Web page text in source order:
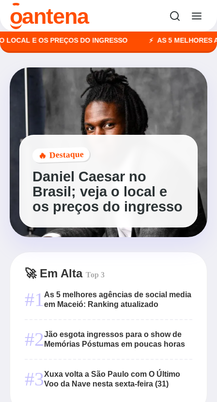
oantena
E OS PREÇOS DO INGRESSO AS 5 MELHORES
🔥 Destaque
Daniel Caesar no
Brasil; veja o local e
os preços do ingresso
🚀 Em Alta Top 3
#1As 5 melhores agências de social media
em Maceió: Ranking atualizado
#2Jão esgota ingressos para o show de
Memórias Póstumas em poucas horas
#3Xuxa volta a São Paulo com O Último
Voo da Nave nesta sexta-feira (31)